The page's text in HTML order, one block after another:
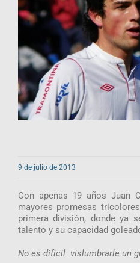
9 de julio de 2013
Con apenas 19 años Juan
mayores promesas
primera división, donde ya
talento y su capacidad
No es difícil vislumbrarle un